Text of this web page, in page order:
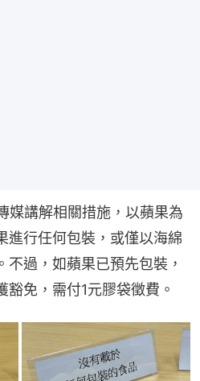
媒講解相關措施，以蘋果為
進行任何包裝，或僅以海綿
不過，如蘋果已預先包裝，
免，需付1元膠袋徵費。